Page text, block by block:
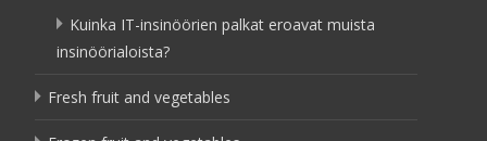
Kuinka IT-insinöörien palkat eroavat muista
insinöörialoista?
Fresh fruit and vegetables